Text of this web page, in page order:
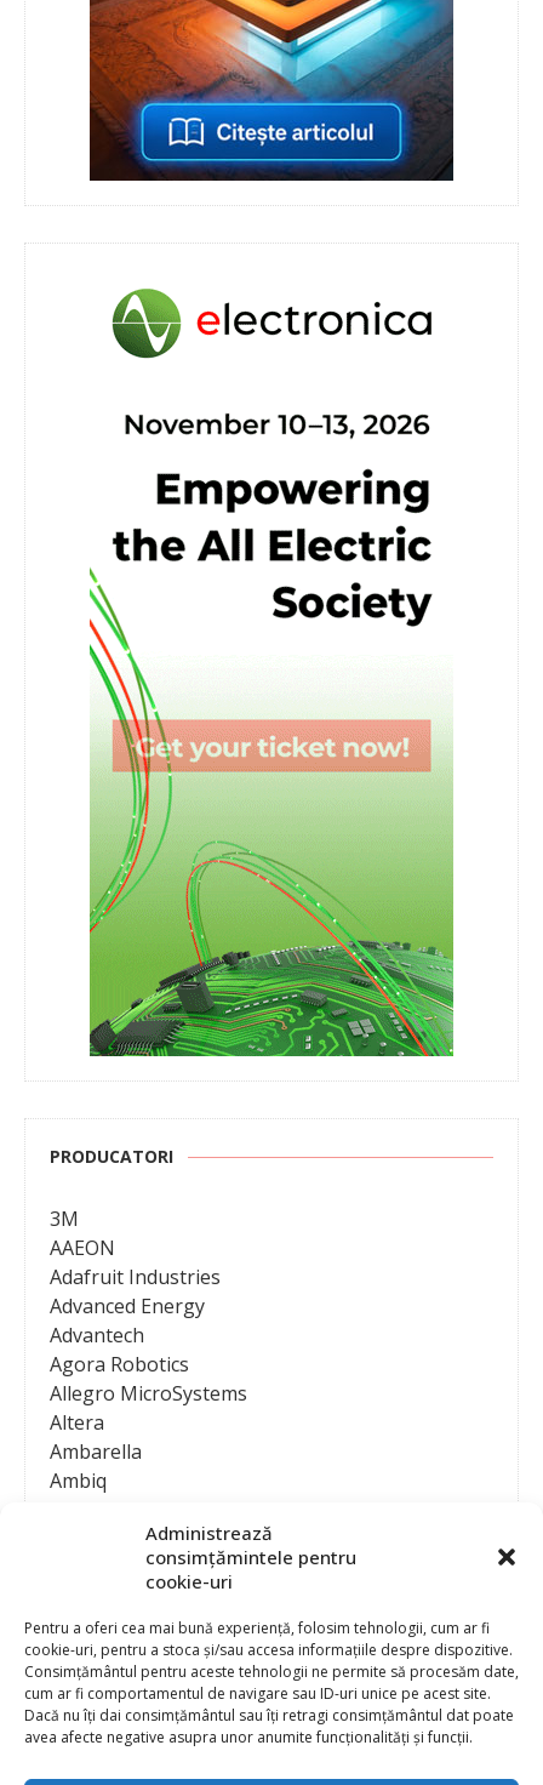
Administrează
consimțămintele pentru
cookie-uri
Pentru a oferi cea mai bună experiență, folosim tehnologii, cum ar fi
cookie-uri, pentru a stoca și/sau accesa informațiile despre dispozitive.
Consimțământul pentru aceste tehnologii ne permite să procesăm date,
cum ar fi comportamentul de navigare sau ID-uri unice pe acest site.
Dacă nu îți dai consimțământul sau îți retragi consimțământul dat poate
avea afecte negative asupra unor anumite funcționalități și funcții.
PRODUCATORI
3M
AAEON
Adafruit Industries
Advanced Energy
Advantech
Agora Robotics
Allegro MicroSystems
Altera
Ambarella
Ambiq
Analog Devices
Anritsu Corporation
Ansys
APS
Arduino
Arm
Asentics